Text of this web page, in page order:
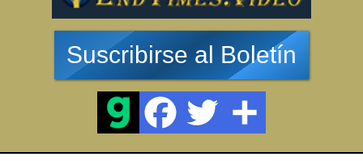
Suscribirse al Boletín